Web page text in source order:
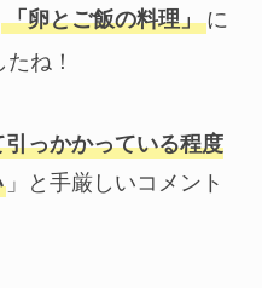
「卵とご飯の料理」 に
ね！
っかかっている程度
」と手厳しいコメント